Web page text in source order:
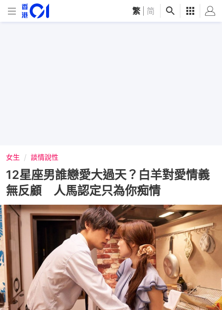
繁 简
女生 談情說性
12星座男誰戀愛大過天？白羊對愛情義
無反顧 人馬認定只為你痴情